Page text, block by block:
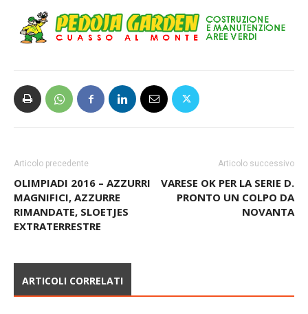
Articolo precedente
OLIMPIADI 2016 – AZZURRI
MAGNIFICI, AZZURRE
RIMANDATE, SLOETJES
EXTRATERRESTRE
Articolo successivo
VARESE OK PER LA SERIE D.
PRONTO UN COLPO DA
NOVANTA
ARTICOLI CORRELATI